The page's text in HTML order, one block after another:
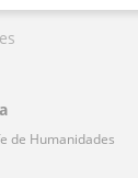
de Humanidades